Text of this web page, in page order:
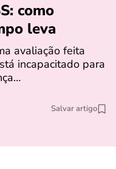
como
leva
avaliação feita
incapacitado para
Salvar artigo